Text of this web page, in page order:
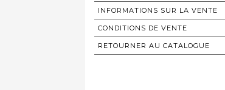
INFORMATIONS SUR LA VENTE
CONDITIONS DE VENTE
RETOURNER AU CATALOGUE